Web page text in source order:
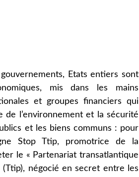
Etats entiers sont
mis dans les mains
et groupes financiers qui
l’environnement et la sécurité
et les biens communs : pour
Stop Ttip, promotrice de la
le « Partenariat transatlantique
négocié en secret entre les